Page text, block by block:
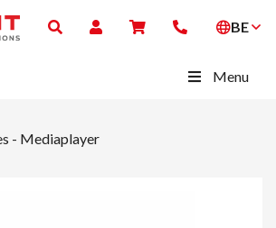
BE
Menu
- Mediaplayer